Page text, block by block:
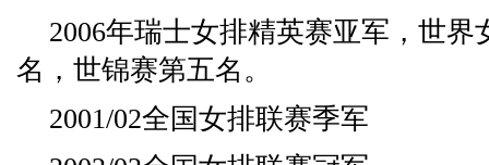
2006年瑞士女排精英赛亚军，世
名，世锦赛第五名。
2001/02全国女排联赛季军